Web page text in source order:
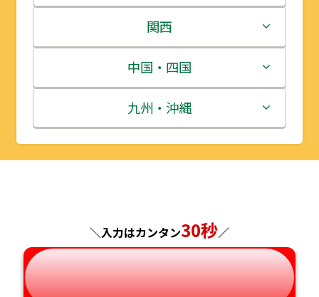
岩手県
宮城県
秋田県
山形県
栃木県
群馬県
埼玉県
千葉県
神奈川県
新潟県
富山県
石川県
福井県
長野県
岐阜県
関西
三重県
滋賀県
京都府
兵庫県
奈良県
中国・四国
鳥取県
島根県
広島県
山口県
九州・沖縄
福岡県
長崎県
熊本県
＼入力はカンタン30秒／